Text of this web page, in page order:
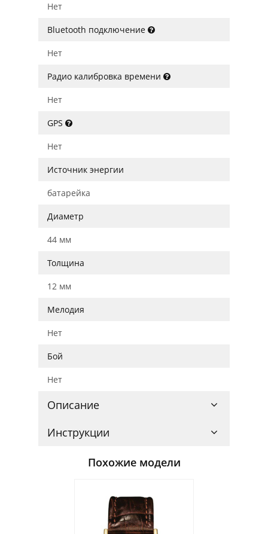
Нет
Bluetooth подключение
Нет
Радио калибровка времени
Нет
GPS
Нет
Источник энергии
батарейка
Диаметр
44 мм
Толщина
12 мм
Мелодия
Нет
Бой
Нет
Описание
Инструкции
Похожие модели